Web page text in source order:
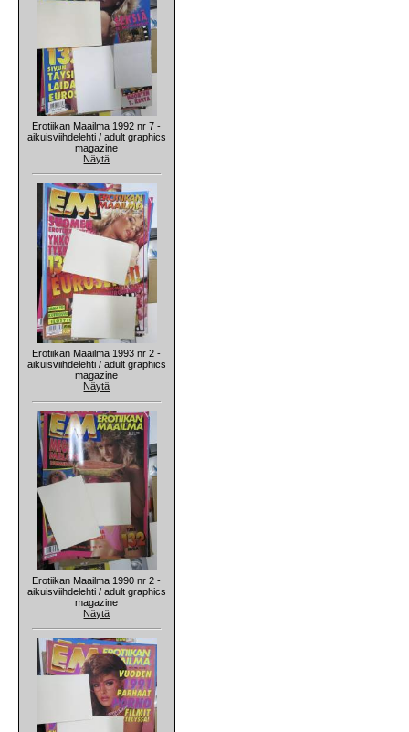
Erotiikan Maailma 1992 nr 7 -
aikuisviihdelehti / adult graphics
magazine
Näytä
Erotiikan Maailma 1993 nr 2 -
aikuisviihdelehti / adult graphics
magazine
Näytä
Erotiikan Maailma 1990 nr 2 -
aikuisviihdelehti / adult graphics
magazine
Näytä